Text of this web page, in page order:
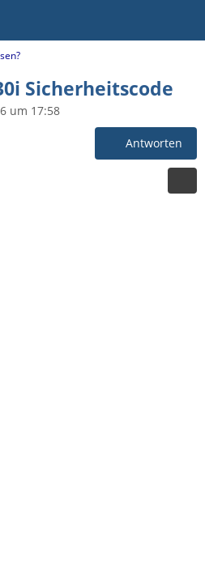
Sicherheitscode
um 17:58
Antworten